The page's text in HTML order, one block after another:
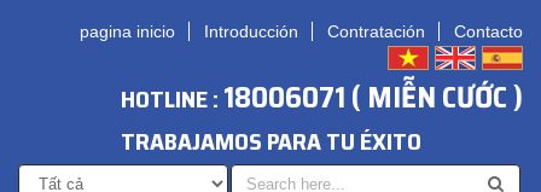
pagina inicio Introducción Contratación Contacto
HOTLINE :18006071 ( MIỄN CƯỚC )
TRABAJAMOS PARA TU ÉXITO